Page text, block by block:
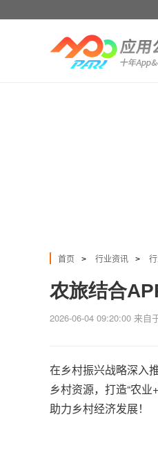
首页 > 行业资讯 >
农旅结合
2026-06-04 09:20:00 来自
在乡村振兴战略深入
乡村资源，打造“农
助力乡村经济发展！